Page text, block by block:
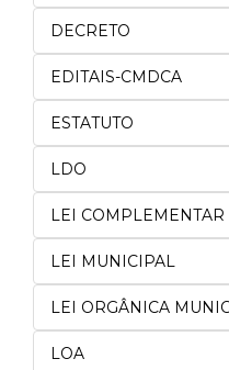
DECRETO
EDITAIS-CMDCA
ESTATUTO
LDO
LEI COMPLEMENTAR
LEI MUNICIPAL
LEI ORGÂNICA
LOA